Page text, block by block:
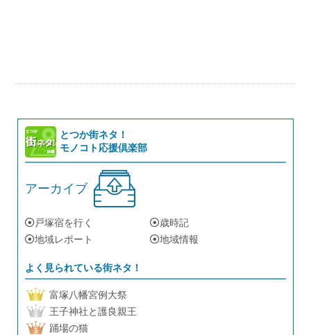
とつか街ネタ！
モノコト応援倶楽部
アーカイブ
戸塚宿を行く
歳時記
地域レポート
地域情報
よく見られている街ネタ！
富塚八幡宮例大祭
王子神社と護良親王
踊場の猫